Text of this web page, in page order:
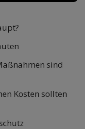
sind
Kosten sollten